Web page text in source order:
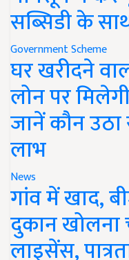
सब्सिडी के
Government Scheme
घर खरीदने
लोन पर
जानें कौन
लाभ
News
गांव में खाद,
दुकान खोलना
लाइसेंस,